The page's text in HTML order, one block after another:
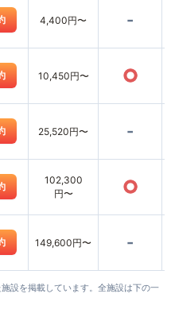
4,400円〜 -
10,450円〜 ○
25,520円〜 -
102,300
円〜
○
149,600円〜 -
設を掲載しています。全施設は下の一